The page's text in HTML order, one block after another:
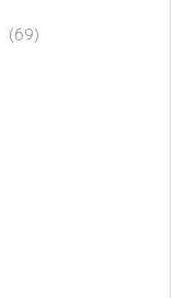
(69)